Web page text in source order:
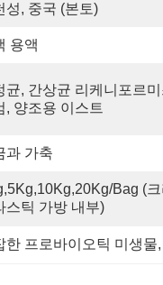
성, 중국 (본토)
용액
균, 간상균 리케니포르
, 양조용 이스트
과 가축
Bag (
스틱 가방 내부)
한 프로바이오틱 미생물,